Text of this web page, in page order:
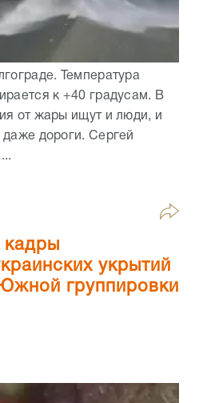
Температура
к +40 градусам. В
от жары ищут и люди, и
дороги. Сергей
кадры
укрытий
группировки